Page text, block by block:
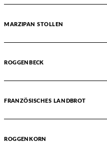
MARZIPAN STOLLEN
ROGGENBECK
FRANZÖSISCHES LANDBROT
ROGGENKORN